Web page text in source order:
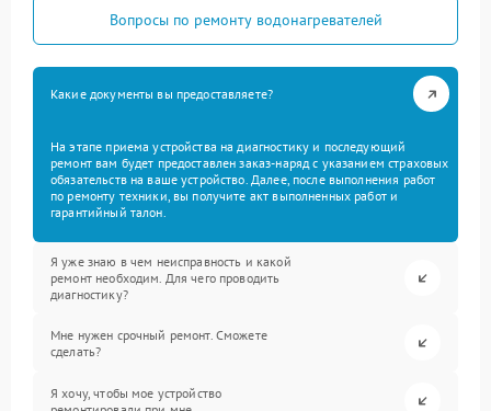
Вопросы по ремонту водонагревателей
Какие документы вы предоставляете?
На этапе приема устройства на диагностику и последующий
ремонт вам будет предоставлен заказ-наряд с указанием страховых
обязательств на ваше устройство. Далее, после выполнения работ
по ремонту техники, вы получите акт выполненных работ и
гарантийный талон.
Я уже знаю в чем неисправность и какой
ремонт необходим. Для чего проводить
диагностику?
Мне нужен срочный ремонт. Сможете
сделать?
Я хочу, чтобы мое устройство